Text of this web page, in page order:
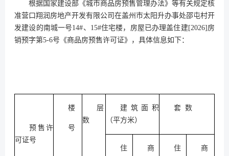
根据国家建设部《城市商品房预售管理办法》等有关规定核
准营口翔润房地产开发有限公司在盖州市太阳升办事处邵屯村开
发建设的南城一号14#、15#住宅楼，房屋已办理盖住建[2026]房
销预字第5-6号《商品房预售许可证》，具体信息如下：
预售许
可证号
楼
号
层
数
建筑面积
（平方米）
套 数
住
商
住
商